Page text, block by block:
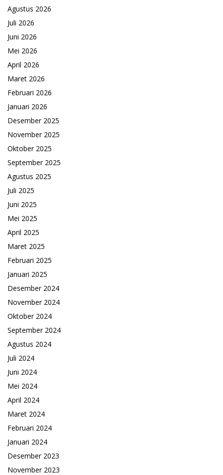
Agustus 2026
Juli 2026
Juni 2026
Mei 2026
April 2026
Maret 2026
Februari 2026
Januari 2026
Desember 2025
November 2025
Oktober 2025
September 2025
Agustus 2025
Juli 2025
Juni 2025
Mei 2025
April 2025
Maret 2025
Februari 2025
Januari 2025
Desember 2024
November 2024
Oktober 2024
September 2024
Agustus 2024
Juli 2024
Juni 2024
Mei 2024
April 2024
Maret 2024
Februari 2024
Januari 2024
Desember 2023
November 2023